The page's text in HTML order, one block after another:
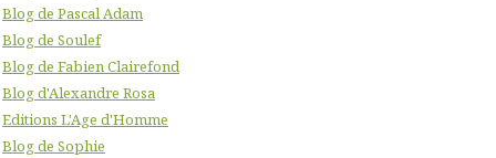
Blog de Pascal Adam
Blog de Soulef
Blog de Fabien Clairefond
Blog d'Alexandre Rosa
Editions L'Age d'Homme
Blog de Sophie